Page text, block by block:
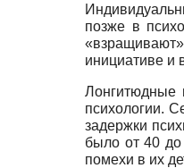
позже в
инициативе и
Лонгитюдные
психологии.
задержки
было от 40 до
помехи в их